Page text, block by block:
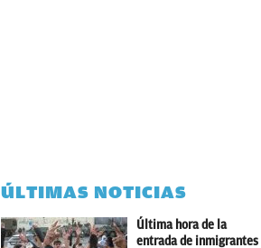
ÚLTIMAS NOTICIAS
Última hora de la
entrada de inmigrantes